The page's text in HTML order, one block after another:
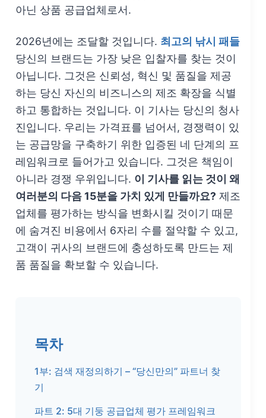
아닌 상품 공급업체로서.
2026년에는 조달할 것입니다. 최고의 낚시 패들
당신의 브랜드는 가장 낮은 입찰자를 찾는 것이
아닙니다. 그것은 신뢰성, 혁신 및 품질을 제공
하는 당신 자신의 비즈니스의 제조 확장을 식별
하고 통합하는 것입니다. 이 기사는 당신의 청사
진입니다. 우리는 가격표를 넘어서, 경쟁력이 있
는 공급망을 구축하기 위한 입증된 네 단계의 프
레임워크로 들어가고 있습니다. 그것은 책임이
아니라 경쟁 우위입니다. 이 기사를 읽는 것이 왜
여러분의 다음 15분을 가치 있게 만들까요? 제조
업체를 평가하는 방식을 변화시킬 것이기 때문
에 숨겨진 비용에서 6자리 수를 절약할 수 있고,
고객이 귀사의 브랜드에 충성하도록 만드는 제
품 품질을 확보할 수 있습니다.
목차
1부: 검색 재정의하기 – “당신만의” 파트너 찾
기
파트 2: 5대 기둥 공급업체 평가 프레임워크